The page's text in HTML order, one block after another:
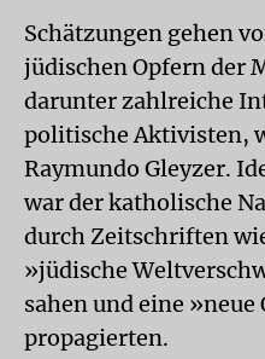
Schätzungen gehen
jüdischen Opfern der
darunter zahlreiche
politische Aktivisten,
Raymundo Gleyzer.
war der katholische
durch Zeitschriften
»jüdische
sahen und eine »neue
propagierten.